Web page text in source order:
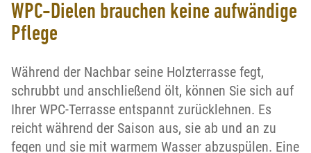
WPC-Dielen brauchen keine aufwändige
Pflege
Während der Nachbar seine Holzterrasse fegt,
schrubbt und anschließend ölt, können Sie sich auf
Ihrer WPC-Terrasse entspannt zurücklehnen. Es
reicht während der Saison aus, sie ab und an zu
fegen und sie mit warmem Wasser abzuspülen. Eine